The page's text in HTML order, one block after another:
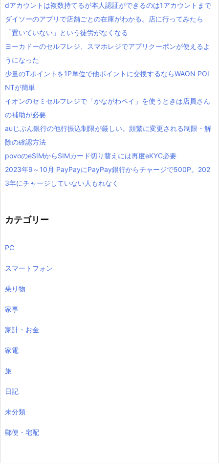
dアカウントは複数持てるが本人認証ができるのは1アカウントまで
ダイソーのアプリで店舗ごとの在庫がわかる。店に行ってみたら
「置いていない」という徒労がなくなる
ヨーカドーのセルフレジ、スマホレジでアプリクーポンが使えるよ
うになった
少量のTポイントを1P単位で他ポイントに交換するならWAON POI
NTが簡単
イオンのセミセルフレジで「かながわペイ」を使うときは店員さん
の補助が必要
auじぶん銀行の他行振込制限が厳しい。頻繁に変更される制限・解
除の確認方法
povoのeSIMからSIMカード切り替えには再度eKYC必要
2023年9～10月 PayPayにPayPay銀行からチャージで500P。202
3年にチャージしていない人もれなく
カテゴリー
PC
スマートフォン
乗り物
家事
家計・お金
家電
旅
日記
未分類
郵便・宅配